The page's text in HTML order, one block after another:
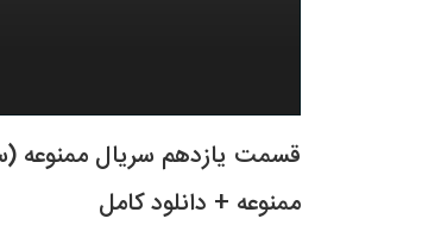
ممنوعه + دانلود کامل